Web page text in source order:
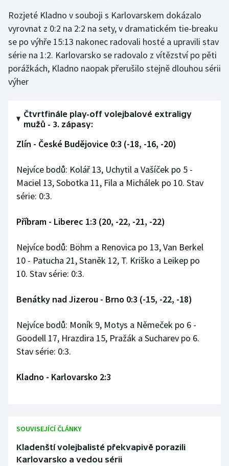
Jezdectví
Judo
Krasobruslení
Lyže a snowboard
Moderní pětiboj
Motorsport
Olympijské hry
Parasport
Plážový volejbal
Rychlostní kanoistika
Veslování
Rozjeté Kladno v souboji s Karlovarskem dokázalo
vyrovnat z 0:2 na 2:2 na sety, v dramatickém tie-breaku
se po výhře 15:13 nakonec radovali hosté a upravili stav
série na 1:2. Karlovarsko se radovalo z vítězství po pěti
porážkách, Kladno naopak přerušilo stejně dlouhou sérii
výher
Čtvrtfinále play-off volejbalové extraligy
mužů - 3. zápasy:
Zlín - České Budějovice 0:3 (-18, -16, -20)
Nejvíce bodů: Kolář 13, Uchytil a Vašíček po 5 -
Maciel 13, Sobotka 11, Fila a Michálek po 10. Stav
série: 0:3.
Příbram - Liberec 1:3 (20, -22, -21, -22)
Nejvíce bodů: Böhm a Renovica po 13, Van Berkel
10 - Patucha 21, Staněk 12, T. Kriško a Leikep po
10. Stav série: 0:3.
Benátky nad Jizerou - Brno 0:3 (-15, -22, -18)
Nejvíce bodů: Moník 9, Motys a Němeček po 6 -
Goodell 17, Hrazdira 15, Pražák a Sucharev po 6.
Stav série: 0:3.
Kladno - Karlovarsko 2:3
SOUVISEJÍCÍ ČLÁNKY
Kladenští volejbalisté překvapivě porazili
Karlovarsko a vedou sérii